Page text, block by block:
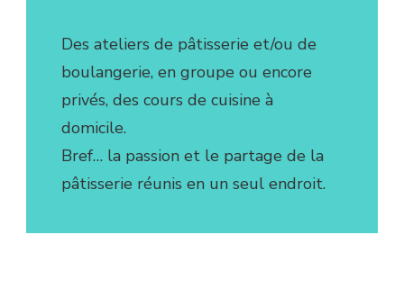
Des ateliers de pâtisserie et/ou de
boulangerie, en groupe ou encore
privés, des cours de cuisine à
domicile.
Bref… la passion et le partage de la
pâtisserie réunis en un seul endroit.